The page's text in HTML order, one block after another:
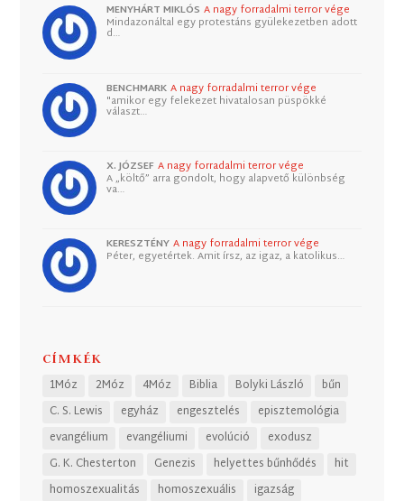
MENYHÁRT MIKLÓS A nagy forradalmi terror vége
Mindazonáltal egy protestáns gyülekezetben adott
d…
BENCHMARK A nagy forradalmi terror vége
"amikor egy felekezet hivatalosan püspökké
választ…
X. JÓZSEF A nagy forradalmi terror vége
A „költő” arra gondolt, hogy alapvető különbség
va…
KERESZTÉNY A nagy forradalmi terror vége
Péter, egyetértek. Amit írsz, az igaz, a katolikus…
CÍMKÉK
1Móz 2Móz 4Móz Biblia Bolyki László
bűn
C. S. Lewis
egyház engesztelés
episztemológia
evangélium
evangéliumi evolúció
exodusz
G. K. Chesterton
Genezis helyettes bűnhődés
hit
homoszexualitás
homoszexuális
igazság